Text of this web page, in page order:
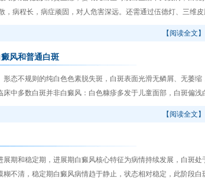
，病程长，病症顽固，对人危害深远。还需通过伍德灯、三维皮
【阅读全文】
风和普通白斑
不规则的纯白色色素脱失斑，白斑表面光滑无鳞屑、无萎缩
中多数白斑并非白癜风：白色糠疹多发于儿童面部，白斑偏浅
【阅读全文】
和稳定期，进展期白癜风核心特征为病情持续发展，白斑处
不清，稳定期白癜风病情趋于静止，状态相对稳定，此阶段白